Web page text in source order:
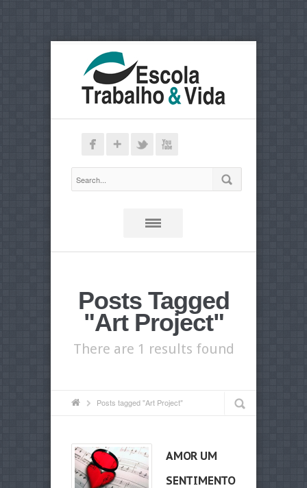
Posts Tagged
"Art Project"
There are 1 results found
Posts tagged "Art Project"
AMOR UM
SENTIMENTO